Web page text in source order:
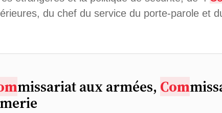
du chef du service du porte-parole et
missariat aux armées, Com